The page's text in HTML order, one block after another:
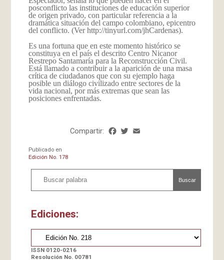
posconflicto las instituciones de educación superior
de origen privado, con particular referencia a la
dramática situación del campo colombiano, epicentro
del conflicto. (Verhttp://tinyurl.com/jhCardenas).
Es una fortuna que en este momento histórico se
constituya en el país el descrito Centro Nicanor
Restrepo Santamaría para la Reconstrucción Civil.
Está llamado a contribuir a la aparición de una masa
crítica de ciudadanos que con su ejemplo haga
posible un diálogo civilizado entre sectores de la
vida nacional, por más extremas que sean las
posiciones enfrentadas.
Compartir: Facebook
Twitter
Publicado en
Edición No. 178
Buscar
Ediciones:
ISSN 0120-0216
Resolución No. 00781